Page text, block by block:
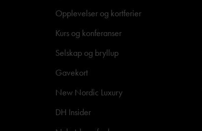
Opplevelser og kortferier
Kurs og konferanser
Selskap og bryllup
Gavekort
New Nordic Luxury
DH Insider